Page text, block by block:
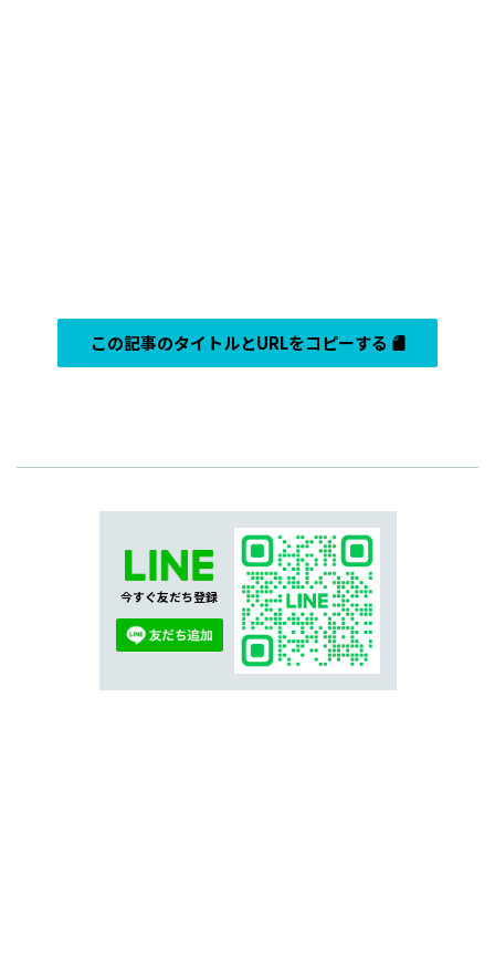
この記事のタイトルとURLをコピーする
今すぐ友だち登録